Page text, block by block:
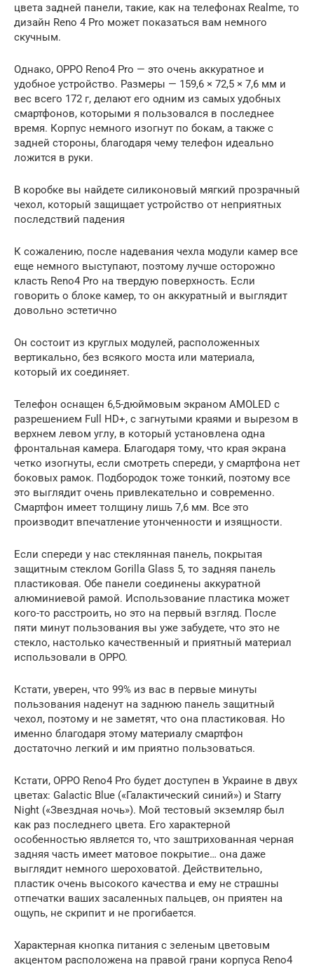
цвета задней панели, такие, как на телефонах Realme, то
дизайн Reno 4 Pro может показаться вам немного
скучным.
Однако, OPPO Reno4 Pro — это очень аккуратное и
удобное устройство. Размеры — 159,6 × 72,5 × 7,6 мм и
вес всего 172 г, делают его одним из самых удобных
смартфонов, которыми я пользовался в последнее
время. Корпус немного изогнут по бокам, а также с
задней стороны, благодаря чему телефон идеально
ложится в руки.
В коробке вы найдете силиконовый мягкий прозрачный
чехол, который защищает устройство от неприятных
последствий падения
К сожалению, после надевания чехла модули камер все
еще немного выступают, поэтому лучше осторожно
класть Reno4 Pro на твердую поверхность. Если
говорить о блоке камер, то он аккуратный и выглядит
довольно эстетично
Он состоит из круглых модулей, расположенных
вертикально, без всякого моста или материала,
который их соединяет.
Телефон оснащен 6,5-дюймовым экраном AMOLED с
разрешением Full HD+, с загнутыми краями и вырезом в
верхнем левом углу, в который установлена одна
фронтальная камера. Благодаря тому, что края экрана
четко изогнуты, если смотреть спереди, у смартфона нет
боковых рамок. Подбородок тоже тонкий, поэтому все
это выглядит очень привлекательно и современно.
Смартфон имеет толщину лишь 7,6 мм. Все это
производит впечатление утонченности и изящности.
Если спереди у нас стеклянная панель, покрытая
защитным стеклом Gorilla Glass 5, то задняя панель
пластиковая. Обе панели соединены аккуратной
алюминиевой рамой. Использование пластика может
кого-то расстроить, но это на первый взгляд. После
пяти минут пользования вы уже забудете, что это не
стекло, настолько качественный и приятный материал
использовали в OPPO.
Кстати, уверен, что 99% из вас в первые минуты
пользования наденут на заднюю панель защитный
чехол, поэтому и не заметят, что она пластиковая. Но
именно благодаря этому материалу смартфон
достаточно легкий и им приятно пользоваться.
Кстати, OPPO Reno4 Pro будет доступен в Украине в двух
цветах: Galactic Blue («Галактический синий») и Starry
Night («Звездная ночь»). Мой тестовый экземляр был
как раз последнего цвета. Его характерной
особенностью является то, что заштрихованная черная
задняя часть имеет матовое покрытие… она даже
выглядит немного шероховатой. Действительно,
пластик очень высокого качества и ему не страшны
отпечатки ваших засаленных пальцев, он приятен на
ощупь, не скрипит и не прогибается.
Характерная кнопка питания с зеленым цветовым
акцентом расположена на правой грани корпуса Reno4